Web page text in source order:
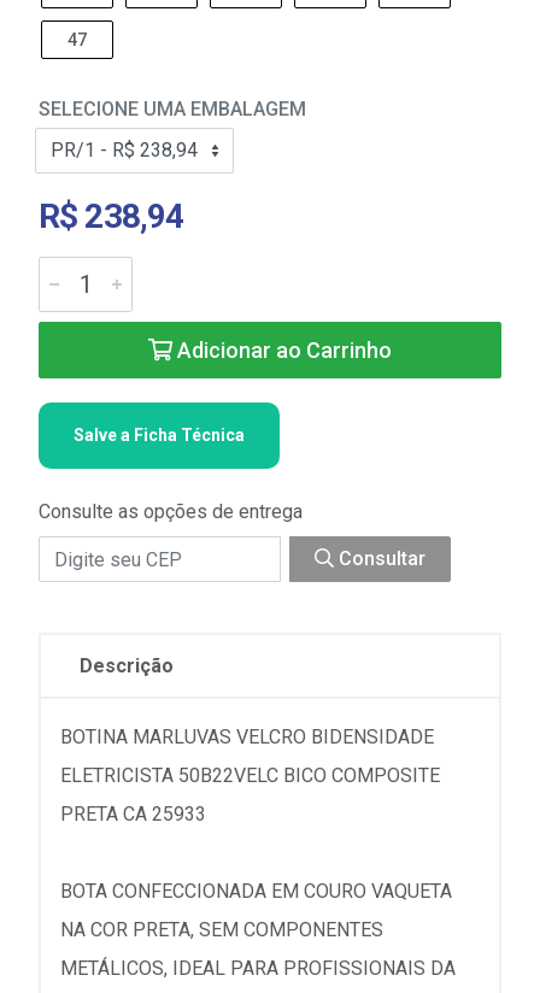
47
SELECIONE UMA EMBALAGEM
R$ 238,94
Adicionar ao Carrinho
Salve a Ficha Técnica
Consulte as opções de entrega
Consultar
Descrição
BOTINA MARLUVAS VELCRO BIDENSIDADE
ELETRICISTA 50B22VELC BICO COMPOSITE
PRETA CA 25933
BOTA CONFECCIONADA EM COURO VAQUETA
NA COR PRETA, SEM COMPONENTES
METÁLICOS, IDEAL PARA PROFISSIONAIS DA